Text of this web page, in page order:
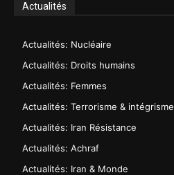
Actualités
Actualités: Nucléaire
Actualités: Droits humains
Actualités: Femmes
Actualités: Terrorisme & intégrisme
Actualités: Iran Résistance
Actualités: Achraf
Actualités: Iran & Monde